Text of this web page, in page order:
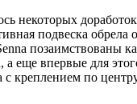
некоторых
подвеска обрела
позаимствованы
а еще впервые для
с креплением по